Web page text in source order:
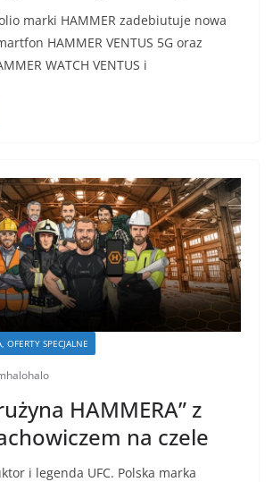
marki HAMMER zadebiutuje nowa
HAMMER VENTUS 5G oraz
WATCH VENTUS i
OFERTY SPECJALNE
HAMMERA” z
na czele
i legenda UFC. Polska marka